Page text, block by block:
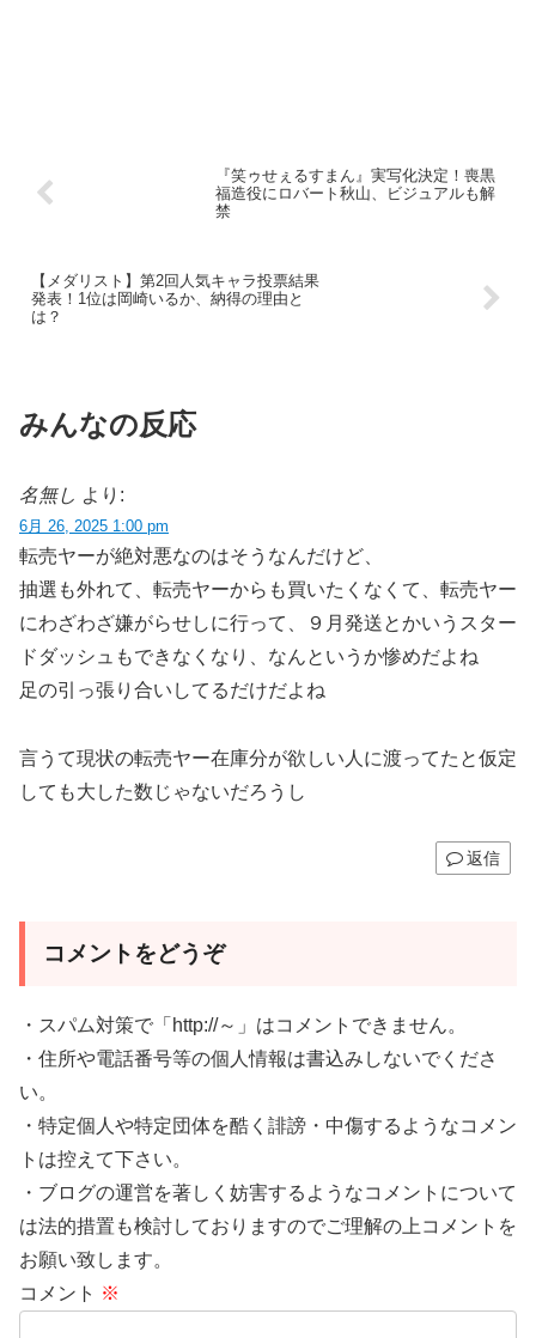
『笑ゥせぇるすまん』実写化決定！喪黒
福造役にロバート秋山、ビジュアルも解
禁
【メダリスト】第2回人気キャラ投票結果
発表！1位は岡崎いるか、納得の理由と
は？
みんなの反応
名無し より:
6月 26, 2025 1:00 pm
転売ヤーが絶対悪なのはそうなんだけど、
抽選も外れて、転売ヤーからも買いたくなくて、転売ヤー
にわざわざ嫌がらせしに行って、９月発送とかいうスター
ドダッシュもできなくなり、なんというか惨めだよね
足の引っ張り合いしてるだけだよね
言うて現状の転売ヤー在庫分が欲しい人に渡ってたと仮定
しても大した数じゃないだろうし
返信
コメントをどうぞ
・スパム対策で「http://～」はコメントできません。
・住所や電話番号等の個人情報は書込みしないでくださ
い。
・特定個人や特定団体を酷く誹謗・中傷するようなコメン
トは控えて下さい。
・ブログの運営を著しく妨害するようなコメントについて
は法的措置も検討しておりますのでご理解の上コメントを
お願い致します。
コメント ※